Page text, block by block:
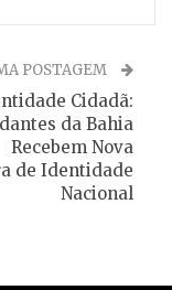
POSTAGEM
Cidadã:
da Bahia
Recebem Nova
de Identidade
Nacional